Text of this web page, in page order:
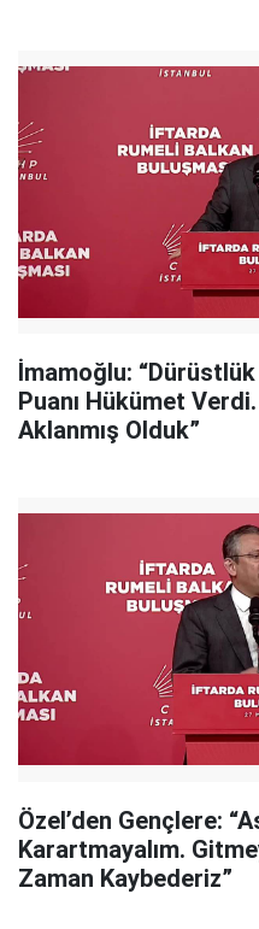
İmamoğlu: “Dürüstlük
Puanı Hükümet
Aklanmış Olduk”
Özel’den Gençlere:
Karartmayalım.
Zaman Kaybederiz”